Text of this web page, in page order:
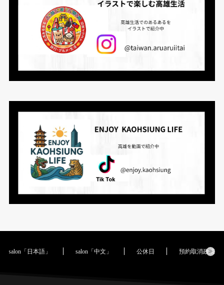
salon「日本語」 salon「中文」 公休日 預約取消政策｜